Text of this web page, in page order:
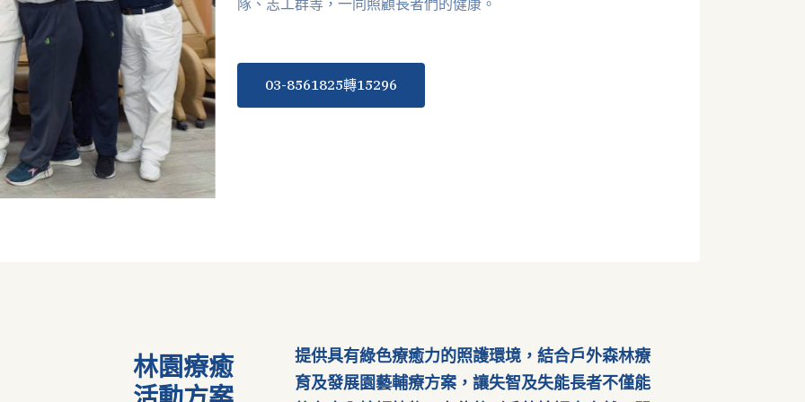
03-8561825轉15296
林園療癒
提供具有綠色療癒力的照護環境，結合戶外森林療
育及發展園藝輔療方案，讓失智及失能長者不僅能